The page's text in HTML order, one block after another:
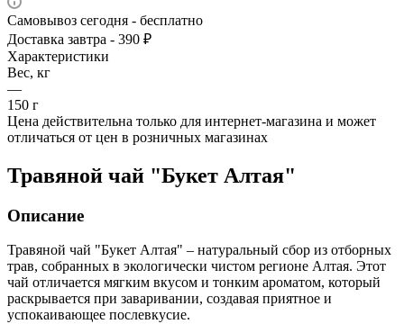
Самовывоз сегодня - бесплатно
Доставка завтра - 390 ₽
Характеристики
Вес, кг
—
150 г
Цена действительна только для интернет-магазина и может
отличаться от цен в розничных магазинах
Травяной чай "Букет Алтая"
Описание
Травяной чай "Букет Алтая" – натуральный сбор из отборных
трав, собранных в экологически чистом регионе Алтая. Этот
чай отличается мягким вкусом и тонким ароматом, который
раскрывается при заваривании, создавая приятное и
успокаивающее послевкусие.